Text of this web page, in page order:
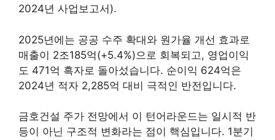
2024년 사업보고서).
2025년에는 공공 수주 확대와 원가율 개선 효과로
매출이 2조185억(+5.4%)으로 회복되고, 영업이익
도 471억 흑자로 돌아섰습니다. 순이익 624억은
2024년 적자 2,285억 대비 극적인 반전입니다.
금호건설 주가 전망에서 이 턴어라운드는 일시적 반
등이 아닌 구조적 변화라는 점이 핵심입니다. 1분기